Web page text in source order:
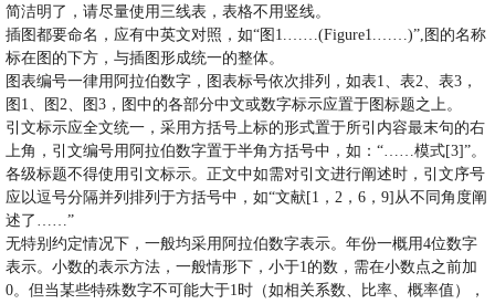
简洁明了，请尽量使用三线表，表格不用竖线。
插图都要命名，应有中英文对照，如“图 1.……(Figure1.……)”, 图的名称
标在图的下方，与插图形成统一的整体。
图表编号一律用阿拉伯数字，图表标号依次排列，如表1、表2、表3 ，
图 1、图 2、图 3 ，图中的各部分中文或数字标示应置于图标题之上。
引文标示应全文统一，采用方括号上标的形式置于所引内容最末句的右
上角，引文编号用阿拉伯数字置于半角方括号中，如： “……模式[3]”。
各级标题不得使用引文标示。正文中如需对引文进行阐述时，引文序号
应以逗号分隔并列排列于方括号中，如“文献[1 ， 2 ， 6 ， 9] 从不同角度阐
述了 ……”
无特别约定情况下，一般均采用阿拉伯数字表示。年份一概用4位数字
表示。小数的表示方法，一般情形下，小于1的数，需在小数点之前加
0。但当某些特殊数字不可能大于1时（如相关系数、比率、概率值），